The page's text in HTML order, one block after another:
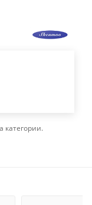
категории.